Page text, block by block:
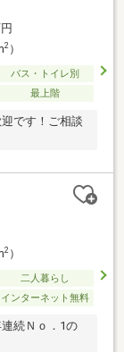
2）
バス・トイレ別
最上階
です！ご相談
2）
二人暮らし
インターネット無料
続Ｎｏ．1の